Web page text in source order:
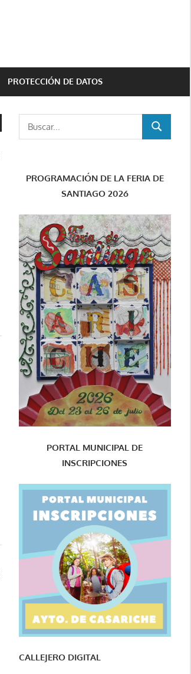
PROTECCIÓN DE DATOS
BUSCAR
PROGRAMACIÓN DE LA FERIA DE
SANTIAGO 2026
PORTAL MUNICIPAL DE
INSCRIPCIONES
CALLEJERO DIGITAL